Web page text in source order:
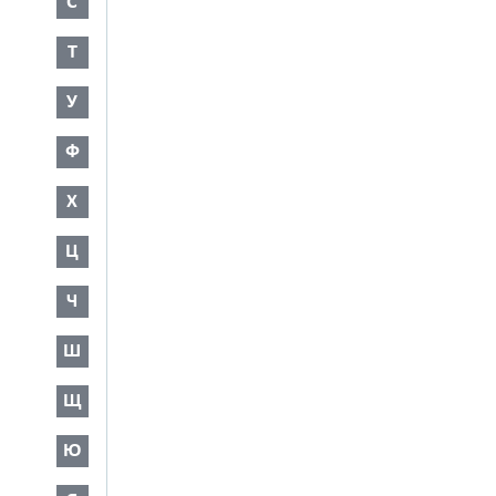
Т
У
Ф
Х
Ц
Ч
Ш
Щ
Ю